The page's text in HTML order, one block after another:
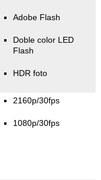
Adobe Flash
Doble color LED
Flash
HDR foto
2160p/30fps
1080p/30fps